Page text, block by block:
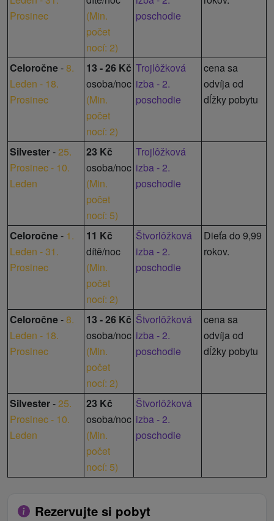
Prosinec
(Min.
počet
nocí: 2)
poschodie
Celoročne-8.
Leden - 18.
Prosinec
13 - 26 Kč
osoba/noc
(Min.
počet
nocí: 2)
Trojlôžková
izba - 2.
poschodie
cena sa
odvíja od
dĺžky pobytu
Silvester-25.
Prosinec - 10.
Leden
23 Kč
osoba/noc
(Min.
počet
nocí: 5)
Trojlôžková
izba - 2.
poschodie
Celoročne- 1.
Leden - 31.
Prosinec
11 Kč
dítě/noc
(Min.
počet
nocí: 2)
Štvorlôžková
izba - 2.
poschodie
Dieťa do 9,99
rokov.
Celoročne-8.
Leden - 18.
Prosinec
13 - 26 Kč
osoba/noc
(Min.
počet
nocí: 2)
Štvorlôžková
izba - 2.
poschodie
cena sa
odvíja od
dĺžky pobytu
Silvester-25.
Prosinec - 10.
Leden
23 Kč
osoba/noc
(Min.
počet
nocí: 5)
Štvorlôžková
izba - 2.
poschodie
Rezervujte si pobyt